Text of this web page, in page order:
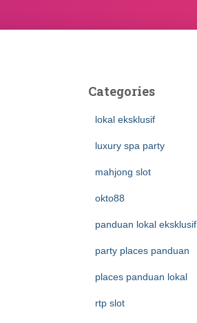
Categories
lokal eksklusif
luxury spa party
mahjong slot
okto88
panduan lokal eksklusif
party places panduan
places panduan lokal
rtp slot